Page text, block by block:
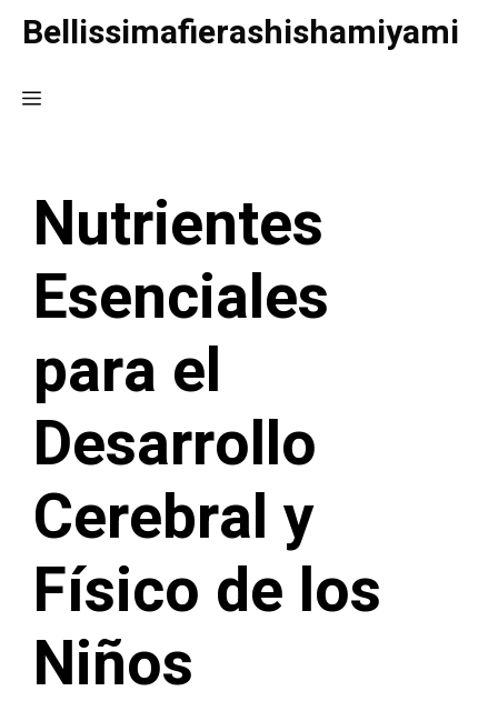
Saltar
contenido
Bellissimafierashishamiyami
Menú
Nutrientes
Esenciales
para el
Desarrollo
Cerebral y
Físico de los
Niños